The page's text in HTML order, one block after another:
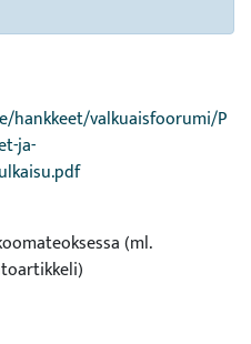
hankkeet/valkuaisfoorumi/P
ja-
(ml.